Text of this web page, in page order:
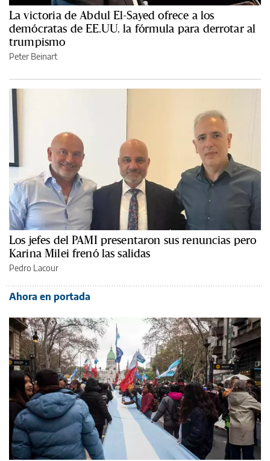
La victoria de Abdul El-Sayed ofrece a los
demócratas de EE.UU. la fórmula para derrotar al
trumpismo
Peter Beinart
Los jefes del PAMI presentaron sus renuncias pero
Karina Milei frenó las salidas
Pedro Lacour
Ahora en portada